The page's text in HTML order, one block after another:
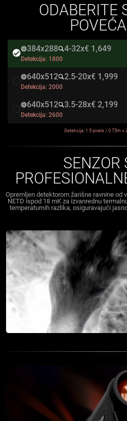
ODABERITE
384x288 4-32x€ 1,649
Detekcija: 1800
640x512 2.5-20x€ 1,999
Detekcija: 2000
640x512 3.5-28x€ 2,199
Detekcija: 2600
Detekcija: 1.5 pixels / 0.75m =
SENZOR
Opremljen detektorom žarišne ravnine od
NETD ispod 18 mK za izvanrednu
temperaturnih razlika, osiguravajući